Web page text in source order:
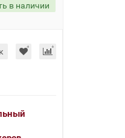
в наличии